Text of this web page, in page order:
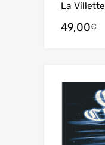
La Villette
49,00€